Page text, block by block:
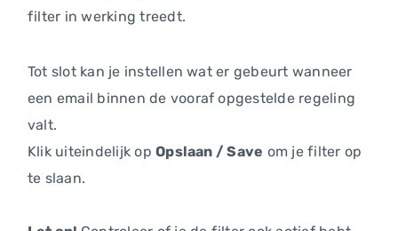
filter in werking treedt.
Tot slot kan je instellen wat er gebeurt wanneer
een email binnen de vooraf opgestelde regeling
valt.
Klik uiteindelijk opOpslaan / Save om je filter op
te slaan.